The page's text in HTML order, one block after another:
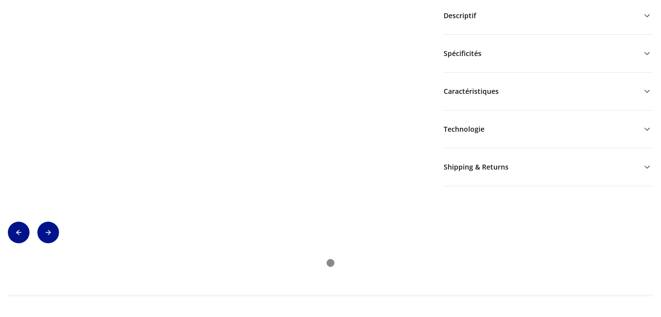
Descriptif
Spécificités
Caractéristiques
Technologie
Shipping & Returns